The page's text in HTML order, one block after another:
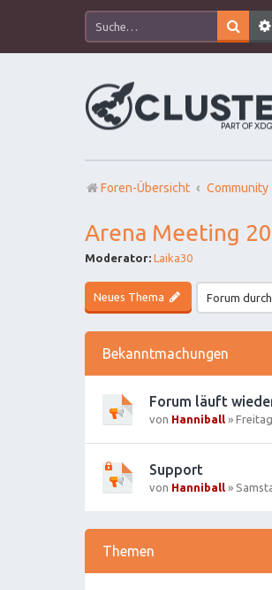
Foren-Übersicht Community
Arena Meeting
Moderator: Laika30
Neues Thema
Bekanntmachungen
Forum läuft
von Hanniball »
Support
von Hanniball »
Themen